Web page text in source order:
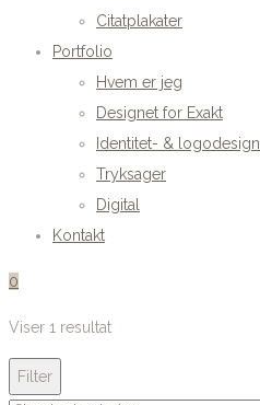
Citatplakater
Portfolio
Hvem er jeg
Designet for Exakt
Identitet- & logodesign
Tryksager
Digital
Kontakt
0
Viser 1 resultat
Filter